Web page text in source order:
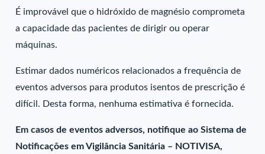
É improvável que o hidróxido de magnésio comprometa
a capacidade das pacientes de dirigir ou operar
máquinas.
Estimar dados numéricos relacionados a frequência de
eventos adversos para produtos isentos de prescrição é
difícil. Desta forma, nenhuma estimativa é fornecida.
Em casos de eventos adversos, notifique ao Sistema de
Notificações em Vigilância Sanitária – NOTIVISA,